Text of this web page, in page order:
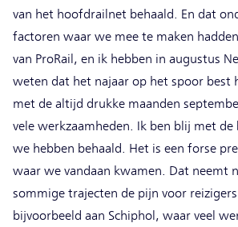
van het hoofdrailnet behaald. En dat
factoren waar we mee te maken
van ProRail, en ik hebben in augustus
weten dat het najaar op het spoor best
met de altijd drukke maanden
vele werkzaamheden. Ik ben blij met
we hebben behaald. Het is een forse
waar we vandaan kwamen. Dat neemt
sommige trajecten de pijn voor
bijvoorbeeld aan Schiphol, waar veel